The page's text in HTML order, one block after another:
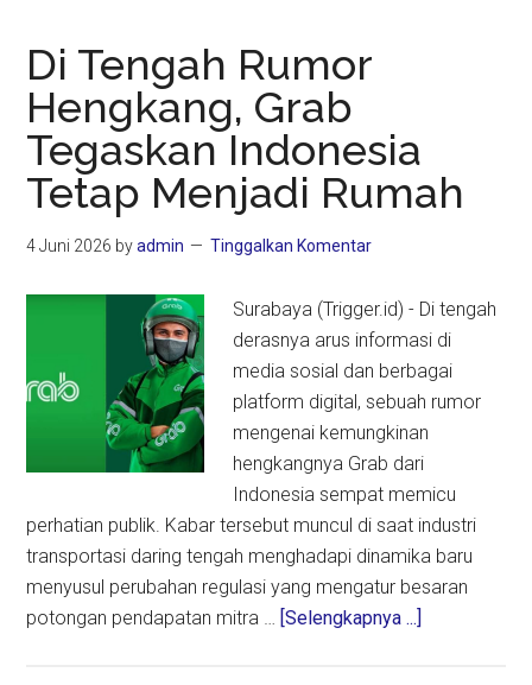
Di Tengah Rumor
Hengkang, Grab
Tegaskan Indonesia
Tetap Menjadi Rumah
4 Juni 2026 byadmin Tinggalkan Komentar
Surabaya (Trigger.id) - Di tengah
derasnya arus informasi di
media sosial dan berbagai
platform digital, sebuah rumor
mengenai kemungkinan
hengkangnya Grab dari
Indonesia sempat memicu
perhatian publik. Kabar tersebut muncul di saat industri
transportasi daring tengah menghadapi dinamika baru
menyusul perubahan regulasi yang mengatur besaran
potongan pendapatan mitra … [Selengkapnya ...]